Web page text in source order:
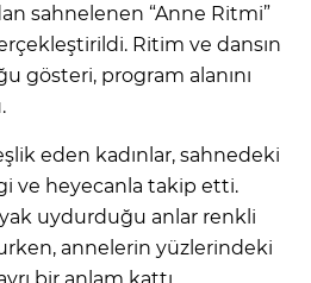
sahnelenen “Anne Ritmi”
Ritim ve dansın
gösteri, program alanını
eden kadınlar, sahnedeki
ve heyecanla takip etti.
uydurduğu anlar renkli
annelerin yüzlerindeki